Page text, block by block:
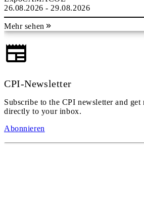
26.08.2026 - 29.08.2026
Mehr sehen
CPI-Newsletter
Subscribe to the CPI newsletter and get
directly to your inbox.
Abonnieren